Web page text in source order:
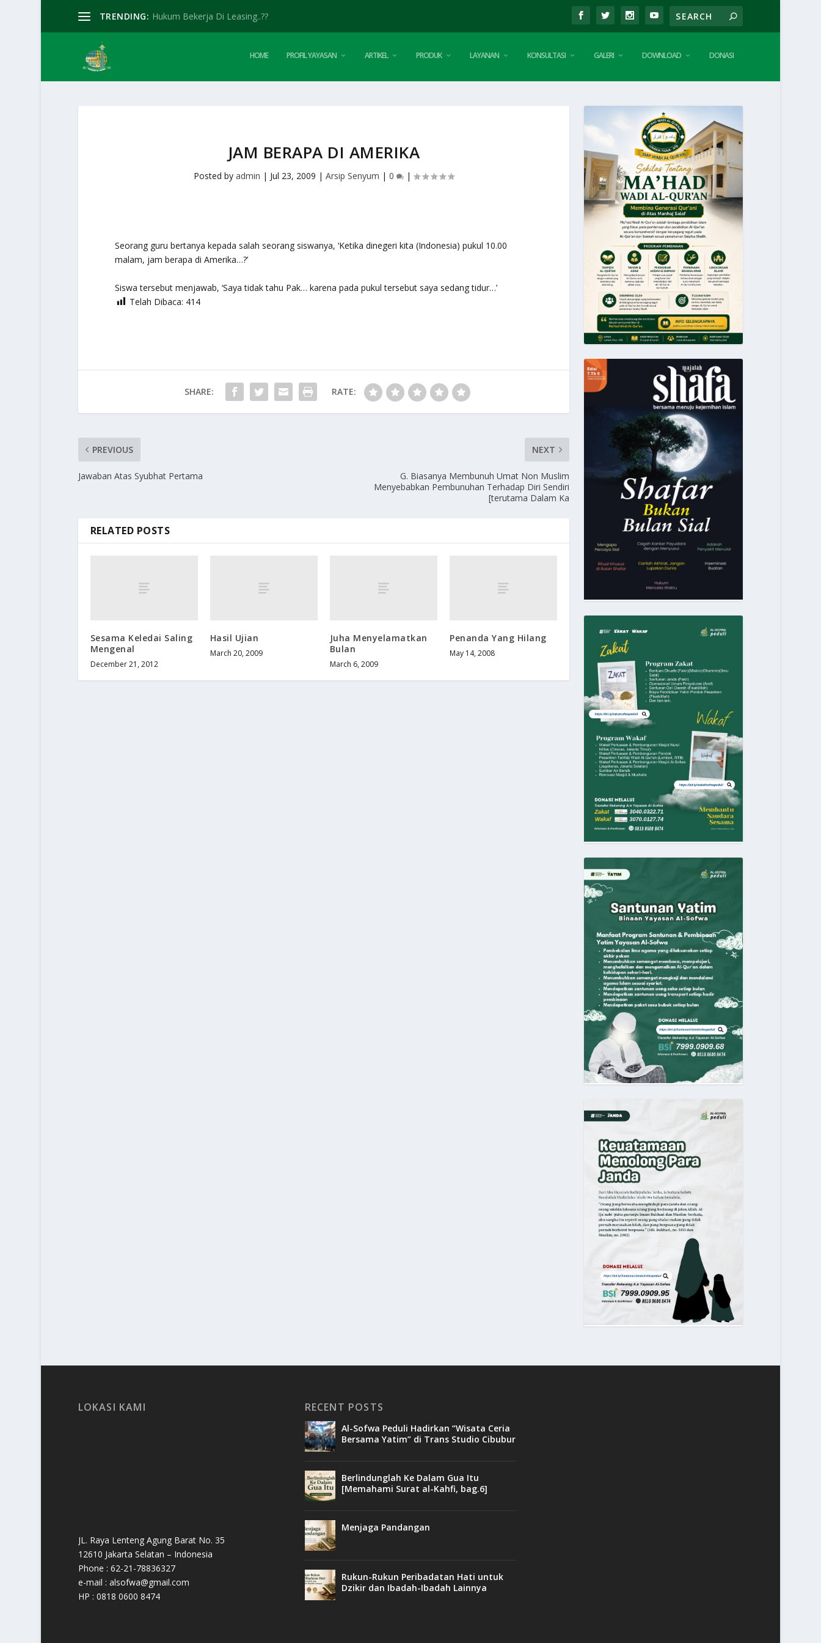
TRENDING: Hukum Bekerja Di Leasing..??
HOME PROFIL YAYASAN ARTIKEL PRODUK LAYANAN KONSULTASI GALERI DOWNLOAD DONASI
JAM BERAPA DI AMERIKA
Posted by admin | Jul 23, 2009 | Arsip Senyum | 0 |
Seorang guru bertanya kepada salah seorang siswanya, ‘Ketika dinegeri kita (Indonesia) pukul 10.00
malam, jam berapa di Amerika…?’
Siswa tersebut menjawab, ‘Saya tidak tahu Pak… karena pada pukul tersebut saya sedang tidur…’
Telah Dibaca: 414
SHARE: RATE:
PREVIOUS
Jawaban Atas Syubhat Pertama
NEXT
G. Biasanya Membunuh Umat Non Muslim
Menyebabkan Pembunuhan Terhadap Diri Sendiri
[terutama Dalam Ka
RELATED POSTS
Sesama Keledai Saling
Mengenal
December 21, 2012
Hasil Ujian
March 20, 2009
Juha Menyelamatkan
Bulan
March 6, 2009
Penanda Yang Hilang
May 14, 2008
LOKASI KAMI
JL. Raya Lenteng Agung Barat No. 35
12610 Jakarta Selatan – Indonesia
Phone : 62-21-78836327
e-mail : alsofwa@gmail.com
HP : 0818 0600 8474
RECENT POSTS
Al-Sofwa Peduli Hadirkan “Wisata Ceria
Bersama Yatim” di Trans Studio Cibubur
Berlindunglah Ke Dalam Gua Itu
[Memahami Surat al-Kahfi, bag.6]
Menjaga Pandangan
Rukun-Rukun Peribadatan Hati untuk
Dzikir dan Ibadah-Ibadah Lainnya